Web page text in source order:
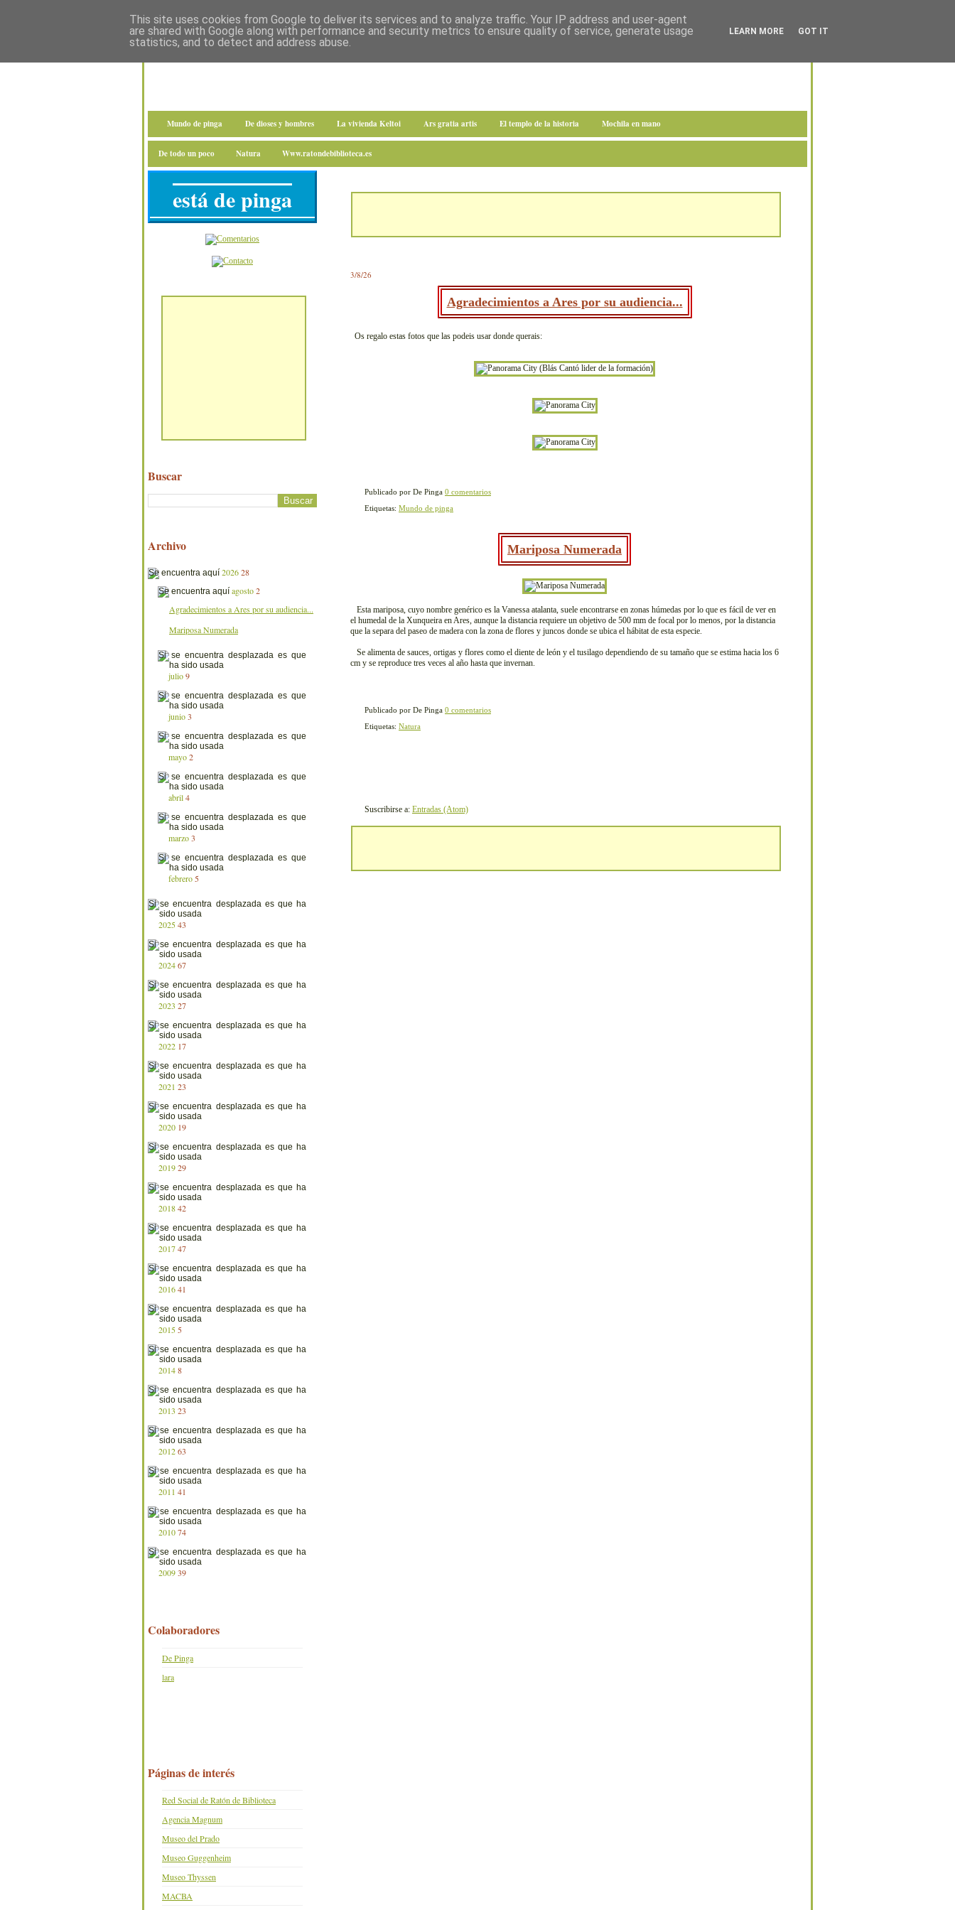
Mundo de pinga De dioses y hombres La vivienda Keltoi Ars gratia artis El templo de la historia Mochila en mano
De todo un poco Natura Www.ratondebiblioteca.es
3/8/26
Agradecimientos a Ares por su audiencia...
Os regalo estas fotos que las podeis usar donde querais:
Publicado por De Pinga 0 comentarios
Etiquetas: Mundo de pinga
Mariposa Numerada
Esta mariposa, cuyo nombre genérico es la Vanessa atalanta, suele encontrarse en zonas húmedas por lo que es fácil de ver en
el humedal de la Xunqueira en Ares, aunque la distancia requiere un objetivo de 500 mm de focal por lo menos, por la distancia
que la separa del paseo de madera con la zona de flores y juncos donde se ubica el hábitat de esta especie.
Se alimenta de sauces, ortigas y flores como el diente de león y el tusilago dependiendo de su tamaño que se estima hacia los 6
cm y se reproduce tres veces al año hasta que invernan.
Publicado por De Pinga 0 comentarios
Etiquetas: Natura
Suscribirse a: Entradas (Atom)
está de pinga
Buscar
Archivo
202628
agosto 2
Agradecimientos a Ares por su audiencia...
Mariposa Numerada
julio 9
junio 3
mayo 2
abril 4
marzo 3
febrero 5
202543
202467
2023 27
2022 17
2021 23
2020 19
201929
201842
201747
201641
2015 5
20148
2013 23
201263
2011 41
201074
200939
Colaboradores
De Pinga
lara
Páginas de interés
Red Social de Ratón de Biblioteca
Agencia Magnum
Museo del Prado
Museo Guggenheim
Museo Thyssen
MACBA
This site uses cookies from Google to deliver its services and to analyze traffic. Your IP address and user-agent
are shared with Google along with performance and security metrics to ensure quality of service, generate usage
statistics, and to detect and address abuse.
LEARN MORE GOT IT